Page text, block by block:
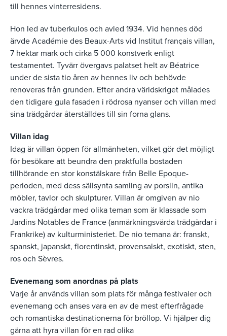
till hennes vinterresidens.
Hon led av tuberkulos och avled 1934. Vid hennes död
ärvde Académie des Beaux-Arts vid Institut français villan,
7 hektar mark och cirka 5 000 konstverk enligt
testamentet. Tyvärr övergavs palatset helt av Béatrice
under de sista tio åren av hennes liv och behövde
renoveras från grunden. Efter andra världskriget målades
den tidigare gula fasaden i rödrosa nyanser och villan med
sina trädgårdar återställdes till sin forna glans.
Villan idag
Idag är villan öppen för allmänheten, vilket gör det möjligt
för besökare att beundra den praktfulla bostaden
tillhörande en stor konstälskare från Belle Epoque-
perioden, med dess sällsynta samling av porslin, antika
möbler, tavlor och skulpturer. Villan är omgiven av nio
vackra trädgårdar med olika teman som är klassade som
Jardins Notables de France (anmärkningsvärda trädgårdar i
Frankrike) av kulturministeriet. De nio temana är: franskt,
spanskt, japanskt, florentinskt, provensalskt, exotiskt, sten,
ros och Sèvres.
Evenemang som anordnas på plats
Varje år används villan som plats för många festivaler och
evenemang och anses vara en av de mest efterfrågade
och romantiska destinationerna för bröllop. Vi hjälper dig
gärna att hyra villan för en rad olika